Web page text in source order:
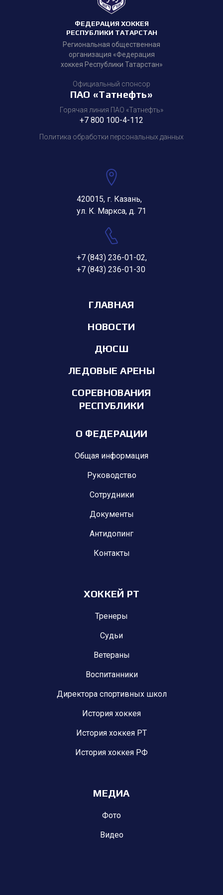
ФЕДЕРАЦИЯ ХОККЕЯ
РЕСПУБЛИКИ ТАТАРСТАН
Региональная общественная
организация «Федерация
хоккея Республики Татарстан»
Официальный спонсор
ПАО «Татнефть»
Горячая линия ПАО «Татнефть»
+7 800 100-4-112
Политика обработки персональных данных
420015, г. Казань,
ул. К. Маркса, д. 71
+7 (843) 236-01-02,
+7 (843) 236-01-30
ГЛАВНАЯ
НОВОСТИ
ДЮСШ
ЛЕДОВЫЕ АРЕНЫ
СОРЕВНОВАНИЯ
РЕСПУБЛИКИ
О ФЕДЕРАЦИИ
Общая информация
Руководство
Сотрудники
Документы
Антидопинг
Контакты
ХОККЕЙ РТ
Тренеры
Судьи
Ветераны
Воспитанники
Директора спортивных школ
История хоккея
История хоккея РТ
История хоккея РФ
МЕДИА
Фото
Видео